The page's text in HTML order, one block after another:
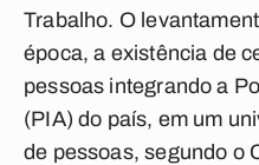
Trabalho. O
época, a existência de
pessoas integrando a
(PIA) do país, em um
de pessoas, segundo o